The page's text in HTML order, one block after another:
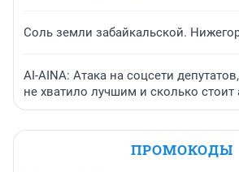
Соль земли забайкальской.
AI-AINA: Атака на соцсети
не хватило лучшим и сколько стоит
ПРОМОКОДЫ